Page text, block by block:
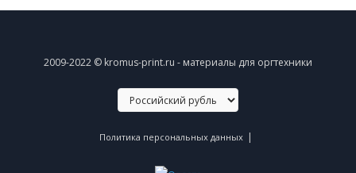
2009-2022 © kromus-print.ru - материалы для оргтехники
Политика персональных данных |